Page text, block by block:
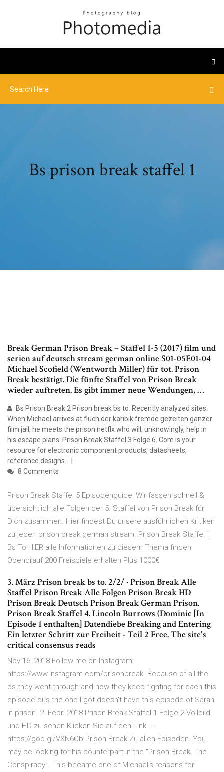
Bs prison break staffel 1
Break German Prison Break – Staffel 1-5 (2017) film und
serien auf deutsch stream german online S01-05E01-04
Michael Scofield (Wentworth Miller) für tot. Prison
Break bestätigt. Die fünfte Staffel von Prison Break
wieder auftreten. Es gibt immer neue Wendungen, …
Bs Prison Break 2 Prison break bs to. Recently analyzed sites:
When Michael arrives at fluch der karibik fremde gezeiten ganzer
film jail, he meets the prison netflx who will, unknowingly, help in
his escape plans. Prison Break Staffel 3 Folge 6. Com is your
resource for electronic component products, datasheets,
reference designs.
8 Comments
Prison Break Staffel 5 Episodenguide: Wir fassen schnell &
übersichtlich alle Folgen der 5. Staffel von Prison Break für
Dich zusammen. Hier findest Du unsere ausführlichen Kritiken
zu jeder. prison break german stream. Prison Break Staffel 1
Bs To HIER alle Informationen zu diesem Thema finden
Obendrauf 200 Freispiele erhalten Plus 1000€
3. März Prison break bs to. 2/2/ · Prison Break Alle
Staffel Prison Break Alle Folgen Prison Break HD
Prison Break Deutsch Prison Break German Prison.
Prison Break Staffel 4. Lincoln Burrows (Dominic [In
Episode 1 enthalten] Datendiebe Breaking and Entering
Ein letzter Schritt zur Freiheit - Teil 2 Free. The site's
critical consensus reads
Nov 16, 2018 Follow me on Instagram:
https://www.instagram.com/prisonbreak. Because of all the
bs they went through and how they keep fighting for each this
episode cus the one I got doesn't have this episode of Sarah
in prison. 2. Febr. 2018 Prison Break Staffel 1 Folge 2 Vollbild
und HD zu sehen Klicken Sie auf den Link ---
https://goo.gl/VXN6Cb Prison Break Zu allen Episoden You
may be looking for his counterpart in the "Prison Break: The
Conspiracy". This became one of Michael's reasons for